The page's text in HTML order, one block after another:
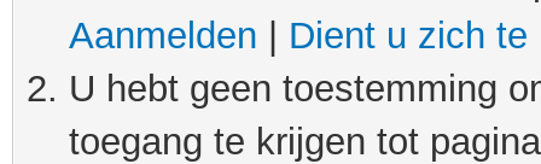
Aanmelden
Dient u zich te
U hebt geen toestemming
toegang te krijgen tot